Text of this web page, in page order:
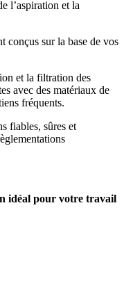
l’aspiration et la
conçus sur la base de vos
et la filtration des
avec des matériaux de
fréquents.
fiables, sûres et
idéal pour votre travail